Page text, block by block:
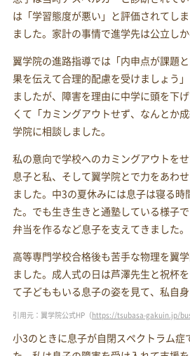
は「学習態度が悪い」と評価されてし
ました。家計の事情で進学先は公立し
翼学院の進路指導では「内申点が課題
果を伝えて合理的配慮を受けましょう
ましたが、障害を理由に中学に頭を下
くて「カミングアウトせず、なんとか
学院に相談しました。
私の意向で学校へのカミングアウトを
息子と私、そして翼学院とで力をあわ
ました。中3の夏休みには息子は寝る時
た。でも生き生きと通塾している様子
弁当を作るなど息子を支えてきました。
高等専門学校合格後も苦手な物理を翼
ました。成人式の日は芦澤先生と祝杯
て子どももいる息子の姿を見て、私自
引用元：翼学院公式HP（https://tsubasa-gakuin.jp/
小3のときに息子が自閉スペクトラム症